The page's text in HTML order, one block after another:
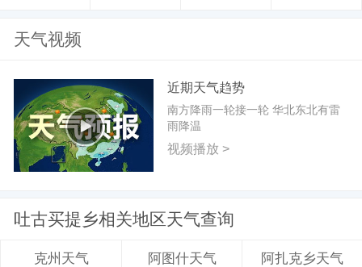
天气视频
近期天气趋势
南方降雨一轮接一轮 华北东北有雷
雨降温
视频播放 >
吐古买提乡相关地区天气查询
克州天气 阿图什天气 阿扎克乡天气